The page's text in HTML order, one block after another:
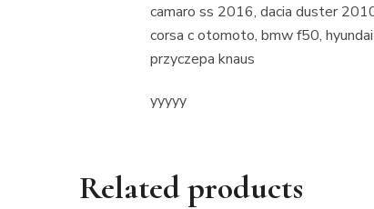
camaro ss 2016, dacia duster
corsa c otomoto, bmw f50,
przyczepa knaus
yyyyy
Related products